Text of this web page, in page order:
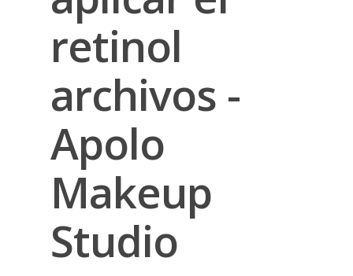
retinol
archivos -
Apolo
Makeup
Studio